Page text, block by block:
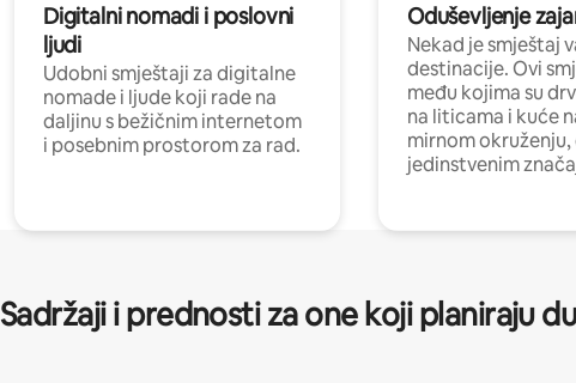
Digitalni nomadi i poslovni
ljudi
Udobni smještaji za digitalne
nomade i ljude koji rade na
daljinu s bežičnim internetom
i posebnim prostorom za rad.
Oduševljenje
Nekad je smještaj
destinacije. Ovi
među kojima su
na liticama i kuće
mirnom
jedinstvenim
Sadržaji i prednosti za one koji planiraju